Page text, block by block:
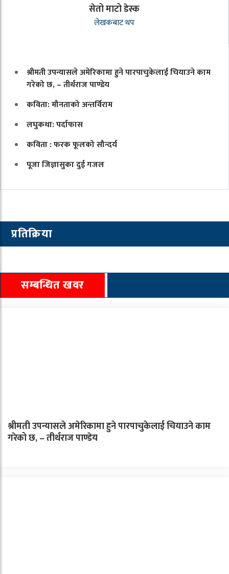
सेतो माटो डेस्क
लेखकबाट थप
श्रीमती उपन्यासले अमेरिकामा हुने पारपाचुकेलाई चियाउने काम
गरेको छ, – तीर्थराज पाण्डेय
कविता: मौनताको अन्तर्विराम
लघुकथा: पर्दाफास
कविता : फरक फूलको सौन्दर्य
पूजा जिज्ञासुका दुई गजल
प्रतिक्रिया
सम्बन्धित खवर
श्रीमती उपन्यासले अमेरिकामा हुने पारपाचुकेलाई चियाउने काम
गरेको छ, – तीर्थराज पाण्डेय